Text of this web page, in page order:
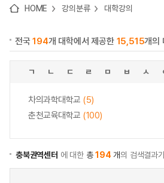
HOME 강의분류 대학강의
전국194개 대학에서 제공한 15,515개의
ㄱ ㄴ ㄷ ㄹ ㅁ ㅂ ㅅ
차의과학대학교 (5)
춘천교육대학교 (100)
충북권역센터 에 대한총194 개의 검색결과